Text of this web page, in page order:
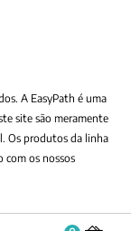
A EasyPath é uma
site são meramente
Os produtos da linha
com os nossos